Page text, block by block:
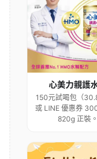
心美力親護
150元試喝包（
或 LINE 優惠券
820g 正裝。